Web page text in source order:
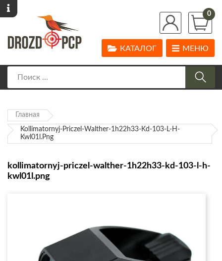
0
МЕНЮ
КАТАЛОГ
Главная
Kollimatornyj-Priczel-Walther-1h22h33-Kd-103-L-H-
Kwl01l.png
kollimatornyj-priczel-walther-1h22h33-kd-103-l-h-
kwl01l.png